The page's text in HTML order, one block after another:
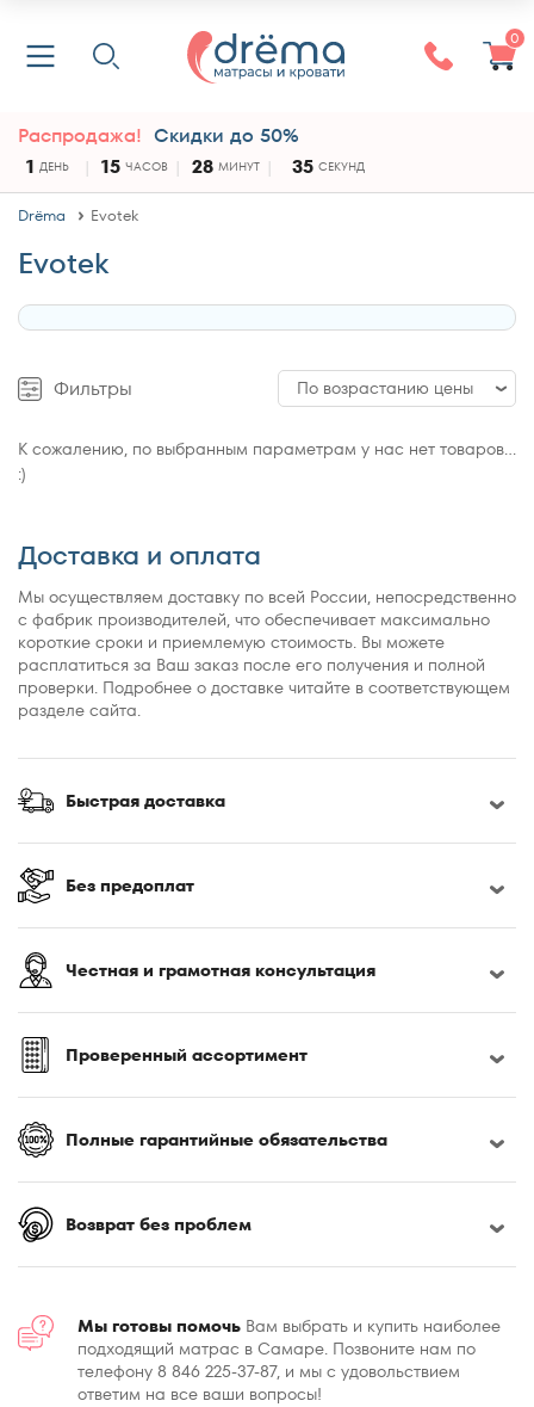
0
Распродажа! Скидки до 50%
1 ДЕНЬ 15 ЧАСОВ 28 МИНУТ 34 СЕКУНДЫ
Drёma Evotek
Evotek
Фильтры По возрастанию цены
По рейтингу
К сожалению, по выбранным параметрам у нас нет товаров...
:)
Доставка и оплата
Мы осуществляем доставку по всей России, непосредственно
с фабрик производителей, что обеспечивает максимально
короткие сроки и приемлемую стоимость. Вы можете
расплатиться за Ваш заказ после его получения и полной
проверки. Подробнее о доставке читайте в соответствующем
разделе сайта.
Быстрая доставка
Без предоплат
Честная и грамотная консультация
Проверенный ассортимент
Полные гарантийные обязательства
Возврат без проблем
Мы готовы помочь Вам выбрать и купить наиболее
подходящий матрас в Самаре. Позвоните нам по
телефону 8 846 225-37-87, и мы с удовольствием
ответим на все ваши вопросы!